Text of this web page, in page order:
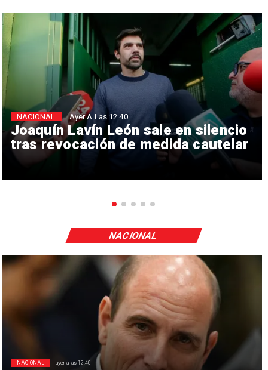
Joaquín Lavín León sale en silencio
tras revocación de medida cautelar
NACIONAL Ayer A Las 12:40
NACIONAL ayer a las 12:40
NACIONAL